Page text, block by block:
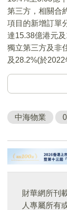
第三方，相關合
項目的新增訂單
達15.38億港元
獨立第三方及非
及28.2%(於
中海物業
財華網所刊
人專屬所有